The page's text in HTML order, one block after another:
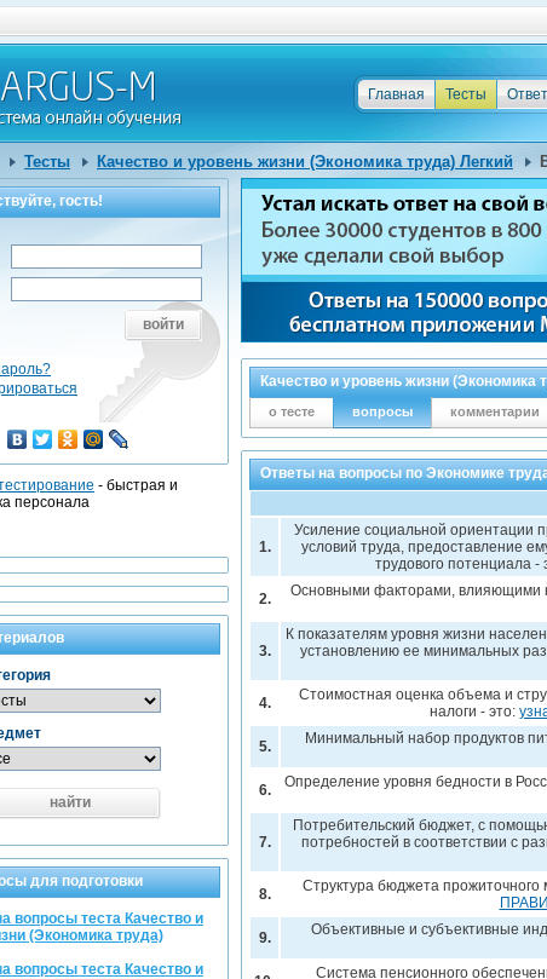
Тесты
Главная
Тесты Качество и уровень жизни (Экономика труда) Легкий
Качество и уровень жизни (Экономика
о тесте вопросы комментарии
Ответы на вопросы по Экономике
1.
Усиление социальной ориентации
условий труда, предоставление
трудового потенциала -
2. Основными факторами, влияющими
3.
К показателям уровня жизни
установлению ее минимальных
4.
Стоимостная оценка объема и
налоги - это:
5. Минимальный набор продуктов
6. Определение уровня бедности в
7.
Потребительский бюджет, с
потребностей в соответствии с
8. Структура бюджета
9. Объективные и субъективные
Система пенсионного
гость!
войти
- быстрая и
персонала
найти
для подготовки
вопросы теста Качество и
(Экономика труда)
вопросы теста Качество и